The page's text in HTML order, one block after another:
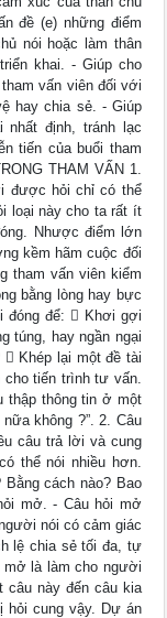
đề (e) những điểm
nói hoặc làm thân
khai. - Giúp cho
vấn viên đối với
hay chia sẻ. - Giúp
định, tránh lạc
tiến của buổi tham
THAM VẤN 1.
được hỏi chỉ có thể
loại này cho ta rất ít
Nhược điểm lớn
kềm hãm cuộc đối
tham vấn viên kiểm
bằng lòng hay bực
đóng để:  Khơi gợi
túng, hay ngần ngại
Khép lại một đề tài
cho tiến trình tư vấn.
thập thông tin ở một
không ?”. 2. Câu
câu trả lời và cung
thể nói nhiều hơn.
cách nào? Bao
mở. - Câu hỏi mở
nói có cảm giác
lệ chia sẻ tối đa, tự
là làm cho người
câu này đến câu kia
hỏi cung vậy. Dự án